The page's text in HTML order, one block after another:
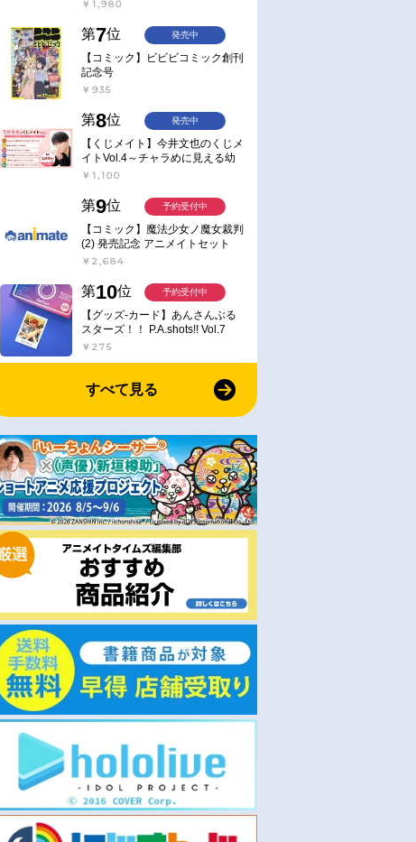
式ファンブッ
なし】【DVD】野原ひろし 昼
メシの流儀
￥6,380
￥1,980
第7位
【コミック】ビビビコミック創刊
記念号
￥935
発売中
第8位
【くじメイト】今井文也のくじメ
イトVol.4～チャラめに見える幼
馴染、実は一途で独占欲が強いん
￥1,100
発売中
第9位
【コミック】魔法少女ノ魔女裁判
(2) 発売記念 アニメイトセット
【アクリルスタンド2種セット購
産】
￥2,684
予約受付中
第10位
【グッズ-カード】あんさんぶる
スターズ！！ P.A.shots!! Vol.7
Action
￥275
予約受付中
すべて見る